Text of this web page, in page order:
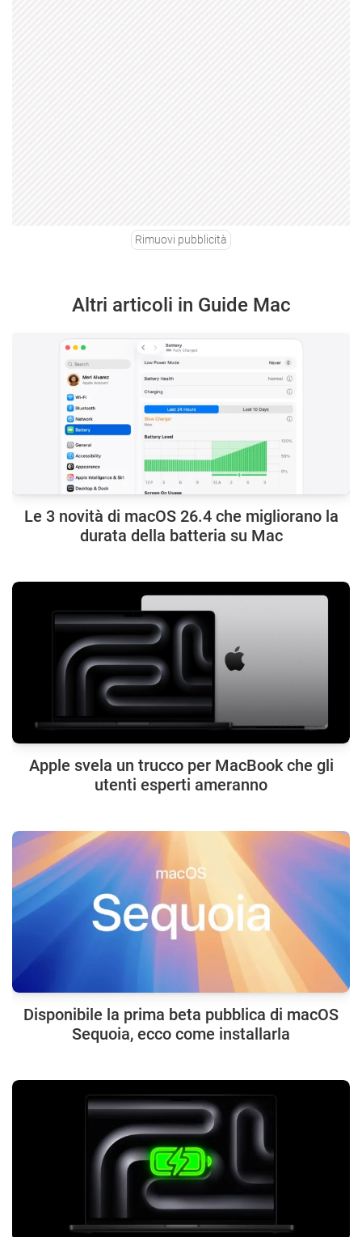
Rimuovi pubblicità
Altri articoli in Guide Mac
Le 3 novità di macOS 26.4 che migliorano la
durata della batteria su Mac
Apple svela un trucco per MacBook che gli
utenti esperti ameranno
Disponibile la prima beta pubblica di macOS
Sequoia, ecco come installarla